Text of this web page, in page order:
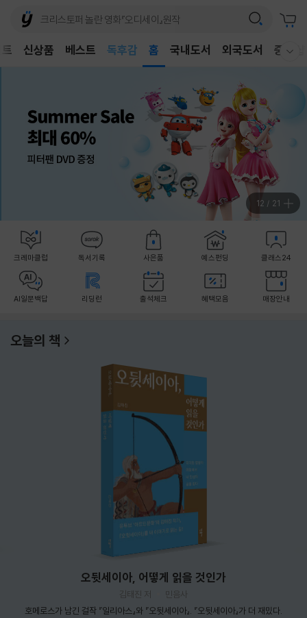
신상품 베스트
어린이
어린이
홈 국내도서 외국도서 중고샵
13 / 21
크레마클럽 독서기록 사은품 예스펀딩 클래스24
AI일문백답 리딩런 출석체크 혜택모음 매장안내
오늘의 책
오뒷세이아, 어떻게 읽을 것인가
김태진 저
민음사
호메로스가 남긴 걸작 『일리아스』와 『오뒷세이아』. 『오뒷세이아』가 더 재밌다.